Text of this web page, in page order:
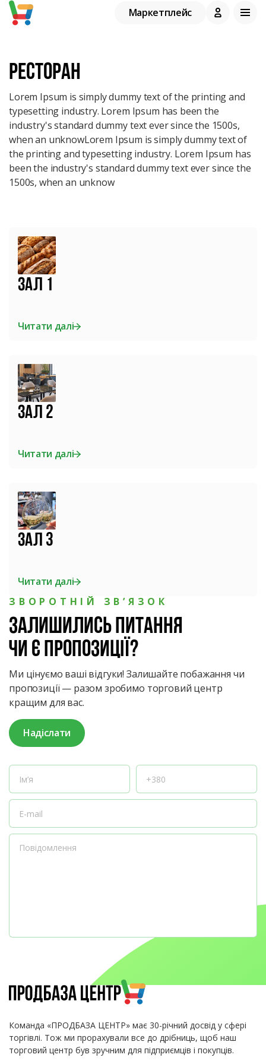
Маркетплейс
Ресторан
Lorem Ipsum is simply dummy text of the printing and
typesetting industry. Lorem Ipsum has been the
industry's standard dummy text ever since the 1500s,
when an unknowLorem Ipsum is simply dummy text of
the printing and typesetting industry. Lorem Ipsum has
been the industry's standard dummy text ever since the
1500s, when an unknow
Зал 1
Читати далі
Зал 2
Читати далі
Зал 3
Читати далі
ЗВОРОТНІЙ ЗВ’ЯЗОК
Залишились питання
чи є пропозиції?
Ми цінуємо ваші відгуки! Залишайте побажання чи
пропозиції — разом зробимо торговий центр
кращим для вас.
Надіслати
Команда «ПРОДБАЗА ЦЕНТР» має 30-річний досвід у сфері
торгівлі. Тож ми прорахували все до дрібниць, щоб наш
торговий центр був зручним для підприємців і покупців.